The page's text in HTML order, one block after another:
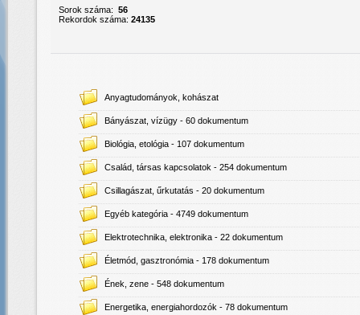
Sorok száma: 56
Rekordok száma: 24135
Anyagtudományok, kohászat
Bányászat, vízügy - 60 dokumentum
Biológia, etológia - 107 dokumentum
Család, társas kapcsolatok - 254 dokumentum
Csillagászat, űrkutatás - 20 dokumentum
Egyéb kategória - 4749 dokumentum
Elektrotechnika, elektronika - 22 dokumentum
Életmód, gasztronómia - 178 dokumentum
Ének, zene - 548 dokumentum
Energetika, energiahordozók - 78 dokumentum